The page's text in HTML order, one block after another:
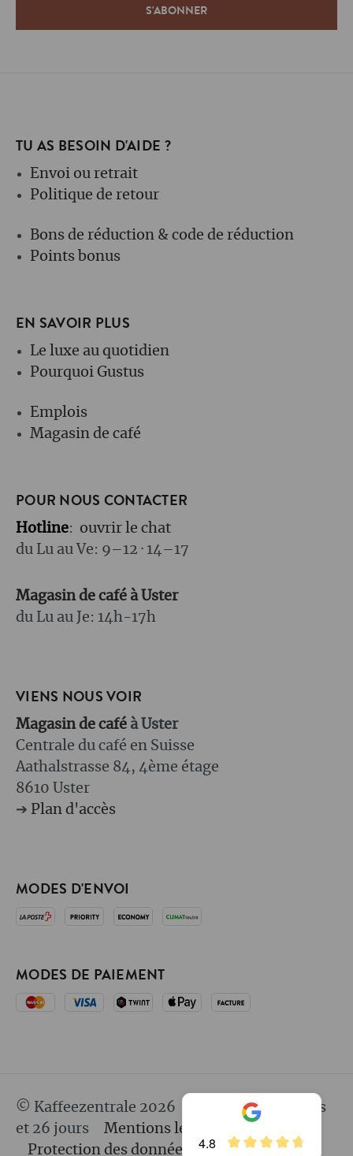
4.8
TU AS BESOIN D'AIDE ?
Envoi ou retrait
Politique de retour
Bons de réduction & code de réduction
Points bonus
EN SAVOIR PLUS
Le luxe au quotidien
Pourquoi Gustus
Emplois
Magasin de café
POUR NOUS CONTACTER
Hotline: ouvrir le chat
du Lu au Ve: 9–12 · 14–17
Magasin de café à Uster
du Lu au Je: 14h-17h
VIENS NOUS VOIR
Magasin de café à Uster
Centrale du café en Suisse
Aathalstrasse 84, 4ème étage
8610 Uster
➔ Plan d'accès
MODES D'ENVOI
MODES DE PAIEMENT
© Kaffeezentrale 2026
depuis 25 ans 8 mois
et 26 jours
Mentions légales
Protection des données
Responsabilité